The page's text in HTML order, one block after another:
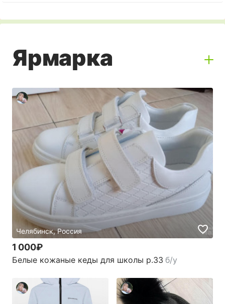
Ярмарка
Челябинск, Россия
1 000₽
Белые кожаные кеды для школы р.33 б/у